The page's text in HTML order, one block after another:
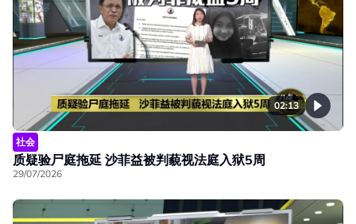
02:13
社会
质疑验尸庭拖延 沙菲益被判藐视法庭入狱5周
29/07/2026